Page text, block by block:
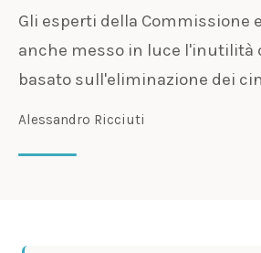
Gli esperti della Commissione
anche messo in luce l'inutilità
basato sull'eliminazione dei
Alessandro Ricciuti